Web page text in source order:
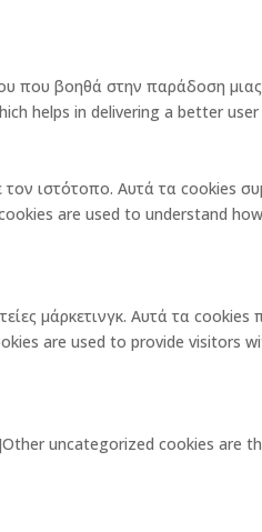
που βοηθά στην παράδοση
helps in delivering a better
τον ιστότοπο. Αυτά τα cookies
are used to understand
μάρκετινγκ. Αυτά τα
are used to provide visitors
uncategorized cookies